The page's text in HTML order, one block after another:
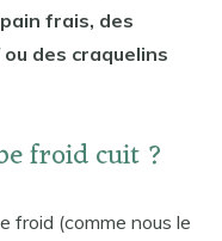
frais, des
des craquelins
froid cuit ?
froid (comme nous le